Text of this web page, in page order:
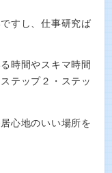
すし、仕事研究ば
時間やスキマ時間
テップ２・ステッ
心地のいい場所を